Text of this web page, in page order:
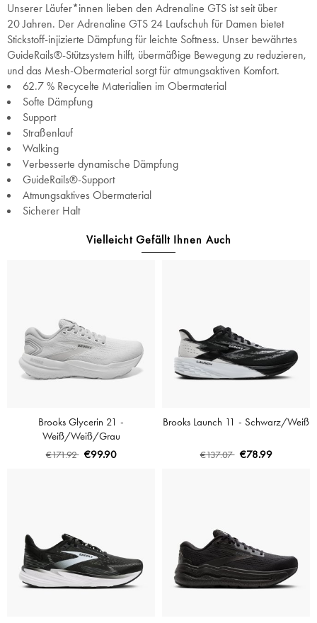
Unserer Läufer*innen lieben den Adrenaline GTS ist seit über
20 Jahren. Der Adrenaline GTS 24 Laufschuh für Damen bietet
Stickstoff-injizierte Dämpfung für leichte Softness. Unser bewährtes
GuideRails®-Stützsystem hilft, übermäßige Bewegung zu reduzieren,
und das Mesh-Obermaterial sorgt für atmungsaktiven Komfort.
62.7 % Recycelte Materialien im Obermaterial
Softe Dämpfung
Support
Straßenlauf
Walking
Verbesserte dynamische Dämpfung
GuideRails®-Support
Atmungsaktives Obermaterial
Sicherer Halt
Vielleicht Gefällt Ihnen Auch
Brooks Glycerin 21 -
Weiß/Weiß/Grau
€171.92 €99.90
Brooks Launch 11 - Schwarz/Weiß
€137.07 €78.99